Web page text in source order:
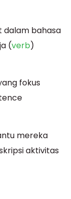
dalam bahasa
(verb)
fokus
mereka
aktivitas